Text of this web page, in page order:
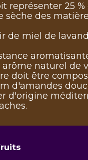
représenter 25 %
sèche des
de miel de
arôme naturel de
doit être
d'amandes
d'origine